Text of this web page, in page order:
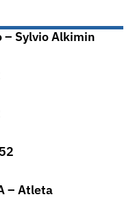
– Sylvio Alkimin
– Atleta